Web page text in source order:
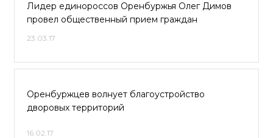
Лидер единороссов Оренбуржья Олег Димов
провел общественный прием граждан
23.03.17
Оренбуржцев волнует благоустройство
дворовых территорий
16.02.17